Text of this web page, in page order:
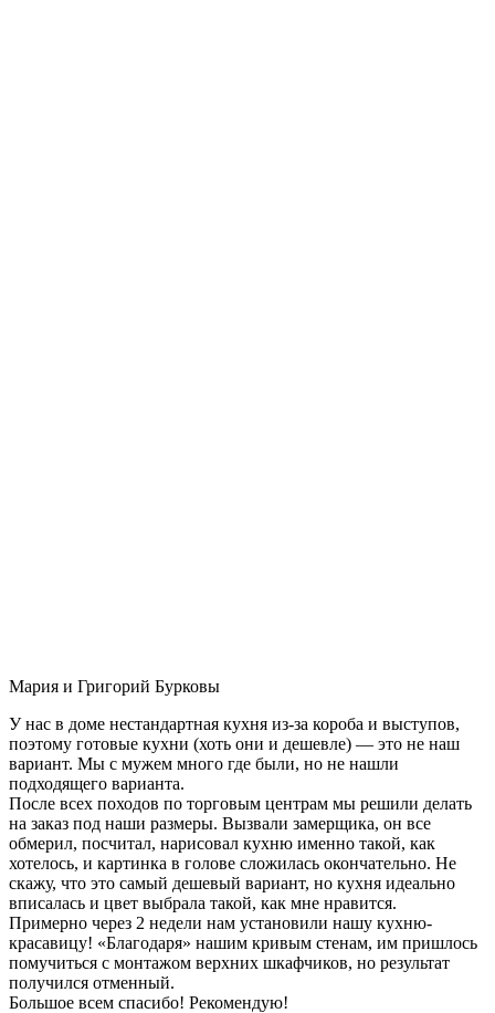
Мария и Григорий Бурковы
У нас в доме нестандартная кухня из-за короба и выступов,
поэтому готовые кухни (хоть они и дешевле) — это не наш
вариант. Мы с мужем много где были, но не нашли
подходящего варианта.
После всех походов по торговым центрам мы решили делать
на заказ под наши размеры. Вызвали замерщика, он все
обмерил, посчитал, нарисовал кухню именно такой, как
хотелось, и картинка в голове сложилась окончательно. Не
скажу, что это самый дешевый вариант, но кухня идеально
вписалась и цвет выбрала такой, как мне нравится.
Примерно через 2 недели нам установили нашу кухню-
красавицу! «Благодаря» нашим кривым стенам, им пришлось
помучиться с монтажом верхних шкафчиков, но результат
получился отменный.
Большое всем спасибо! Рекомендую!